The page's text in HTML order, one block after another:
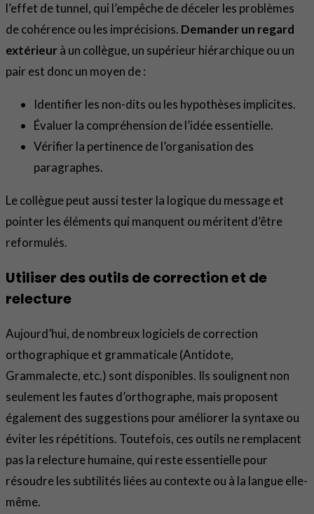
l’effet de tunnel, qui l’empêche de déceler les problèmes
de cohérence ou les imprécisions. Demander un regard
extérieurà un collègue, un supérieur hiérarchique ou un
pair est donc un moyen de :
Identifier les non-dits ou les hypothèses implicites.
Évaluer la compréhension de l’idée essentielle.
Vérifier la pertinence de l’organisation des
paragraphes.
Le collègue peut aussi tester la logique du message et
pointer les éléments qui manquent ou méritent d’être
reformulés.
Utiliser des outils de correction et de
relecture
Aujourd’hui, de nombreux logiciels de correction
orthographique et grammaticale (Antidote,
Grammalecte, etc.) sont disponibles. Ils soulignent non
seulement les fautes d’orthographe, mais proposent
également des suggestions pour améliorer la syntaxe ou
éviter les répétitions. Toutefois, ces outils ne remplacent
pas la relecture humaine, qui reste essentielle pour
résoudre les subtilités liées au contexte ou à la langue elle-
même.